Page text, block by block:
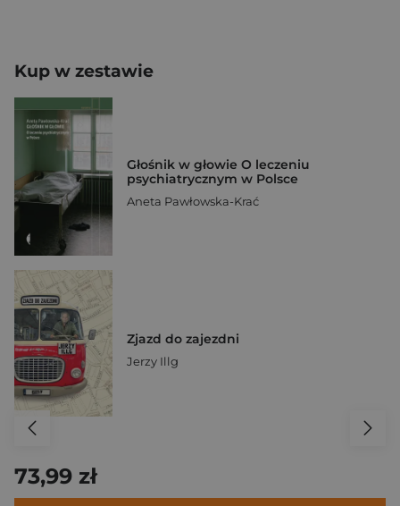
Kup w zestawie
Głośnik w głowie O leczeniu
psychiatrycznym w Polsce
Aneta Pawłowska-Krać
Zjazd do zajezdni
Jerzy Illg
73,99 zł